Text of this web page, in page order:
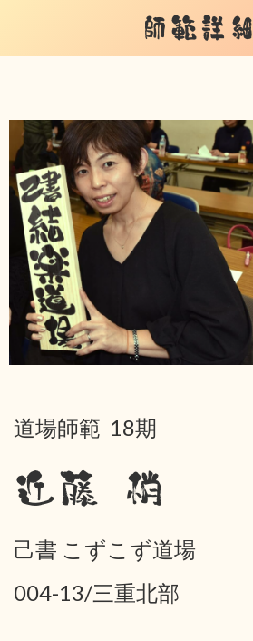
師範詳細
道場師範 18期
近藤 梢
己書 こずこず道場
004-13/三重北部